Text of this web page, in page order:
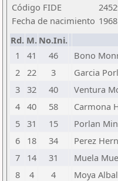
Código FIDE
Fecha de nacimiento 1968
Rd. M. No.Ini.
1
41 46 Bono
2 22 3 Garcia
3 32 40 Ventura
4 40 58 Carmona
5 31 15 Porlan
6
18 34 Perez
7
14 31 Muela
8
4 4 Moya